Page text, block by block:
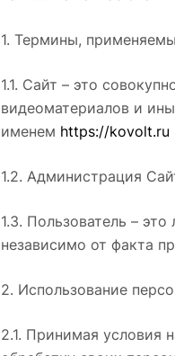
1. Термины,
1.1. Сайт – это
видеоматериалов и
именем https://kovolt.ru
1.2. Администрация
1.3. Пользователь –
независимо от факта
2. Использование
2.1. Принимая условия